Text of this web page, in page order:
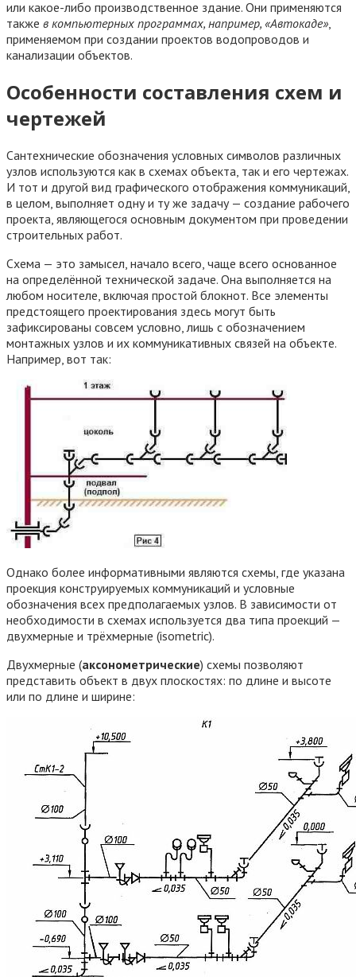
или какое-либо производственное здание. Они применяются
также в компьютерных программах, например, «Автокаде»,
применяемом при создании проектов водопроводов и
канализации объектов.
Особенности составления схем и
чертежей
Сантехнические обозначения условных символов различных
узлов используются как в схемах объекта, так и его чертежах.
И тот и другой вид графического отображения коммуникаций,
в целом, выполняет одну и ту же задачу — создание рабочего
проекта, являющегося основным документом при проведении
строительных работ.
Схема — это замысел, начало всего, чаще всего основанное
на определённой технической задаче. Она выполняется на
любом носителе, включая простой блокнот. Все элементы
предстоящего проектирования здесь могут быть
зафиксированы совсем условно, лишь с обозначением
монтажных узлов и их коммуникативных связей на объекте.
Например, вот так:
Однако более информативными являются схемы, где указана
проекция конструируемых коммуникаций и условные
обозначения всех предполагаемых узлов. В зависимости от
необходимости в схемах используется два типа проекций —
двухмерные и трёхмерные (isometric).
Двухмерные (аксонометрические) схемы позволяют
представить объект в двух плоскостях: по длине и высоте
или по длине и ширине: